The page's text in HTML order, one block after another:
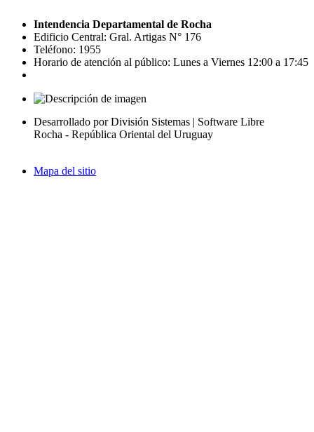
Intendencia Departamental de Rocha
Edificio Central: Gral. Artigas N° 176
Teléfono: 1955
Horario de atención al público: Lunes a Viernes 12:00 a 17:45
Desarrollado por División Sistemas | Software Libre
Rocha - República Oriental del Uruguay
Mapa del sitio